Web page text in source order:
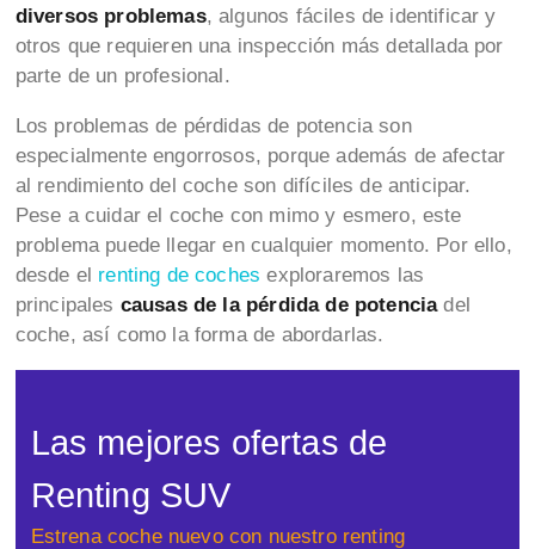
diversos problemas, algunos fáciles de identificar y
otros que requieren una inspección más detallada por
parte de un profesional.
Los problemas de pérdidas de potencia son
especialmente engorrosos, porque además de afectar
al rendimiento del coche son difíciles de anticipar.
Pese a cuidar el coche con mimo y esmero, este
problema puede llegar en cualquier momento. Por ello,
desde el renting de coches exploraremos las
principales causas de la pérdida de potenciadel
coche, así como la forma de abordarlas.
Las mejores ofertas de
Renting SUV
Estrena coche nuevo con nuestro renting